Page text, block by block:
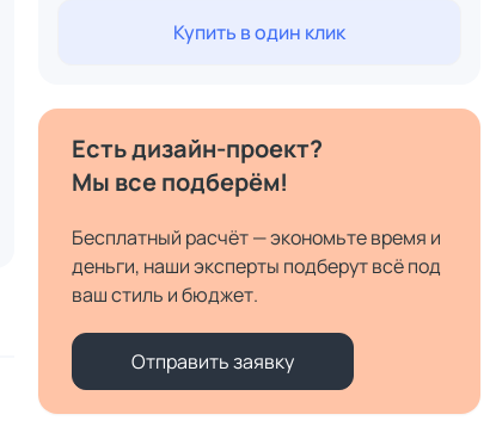
Купить в один клик
Есть дизайн-проект?
Мы все подберём!
Бесплатный расчёт — экономьте время и
деньги, наши эксперты подберут всё под
ваш стиль и бюджет.
Отправить заявку